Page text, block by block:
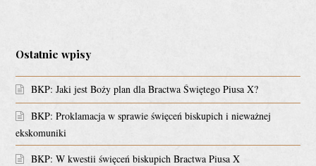
Ostatnie wpisy
BKP: Jaki jest Boży plan dla Bractwa Świętego Piusa X?
BKP: Proklamacja w sprawie święceń biskupich i nieważnej
ekskomuniki
BKP: W kwestii święceń biskupich Bractwa Piusa X